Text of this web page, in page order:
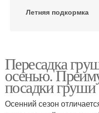
Летняя подкормка
Весенняя подкормка
Пересадка
осенью.
посадки груши
Осенний сезон